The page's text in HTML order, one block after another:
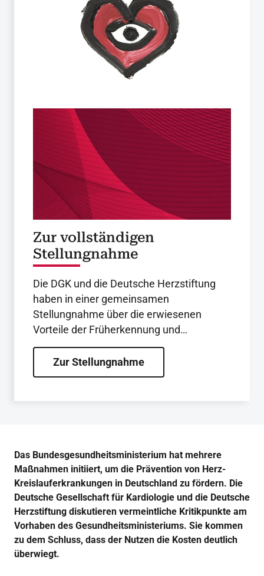
Zur vollständigen
Stellungnahme
Die DGK und die Deutsche Herzstiftung
haben in einer gemeinsamen
Stellungnahme über die erwiesenen
Vorteile der Früherkennung und
Prävention von Herz-Kreislauf-
Erkrankungen informiert.
Zur Stellungnahme
Das Bundesgesundheitsministerium hat mehrere
Maßnahmen initiiert, um die Prävention von Herz-
Kreislauferkrankungen in Deutschland zu fördern. Die
Deutsche Gesellschaft für Kardiologie und die Deutsche
Herzstiftung diskutieren vermeintliche Kritikpunkte am
Vorhaben des Gesundheitsministeriums. Sie kommen
zu dem Schluss, dass der Nutzen die Kosten deutlich
überwiegt.